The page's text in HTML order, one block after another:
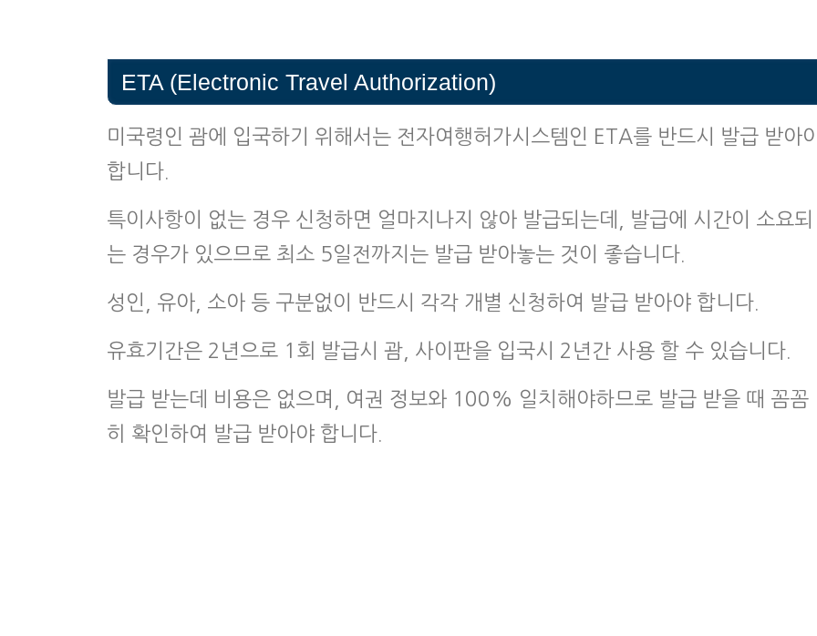
ETA (Electronic Travel Authorization)
미국령인 괌에 입국하기 위해서는 전자여행허가시스템인 ETA를 반드시 발급 받아
합니다.
특이사항이 없는 경우 신청하면 얼마지나지 않아 발급되는데, 발급에 시간이 소요되
는 경우가 있으므로 최소 5일전까지는 발급 받아놓는 것이 좋습니다.
성인, 유아, 소아 등 구분없이 반드시 각각 개별 신청하여 발급 받아야 합니다.
유효기간은 2년으로 1회 발급시 괌, 사이판을 입국시 2년간 사용 할 수 있습니다.
발급 받는데 비용은 없으며, 여권 정보와 100% 일치해야하므로 발급 받을 때 꼼꼼
히 확인하여 발급 받아야 합니다.